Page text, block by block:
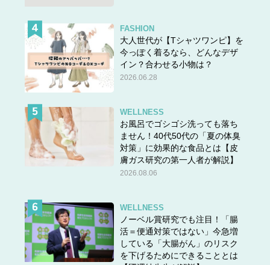
FASHION
大人世代が【Tシャツワンピ】を
今っぽく着るなら、どんなデザ
イン？合わせる小物は？
2026.06.28
WELLNESS
お風呂でゴシゴシ洗っても落ち
ません！40代50代の「夏の体臭
対策」に効果的な食品とは【皮
膚ガス研究の第一人者が解説】
2026.08.06
WELLNESS
ノーベル賞研究でも注目！「腸
活＝便通対策ではない」今急増
している「大腸がん」のリスク
を下げるためにできることとは